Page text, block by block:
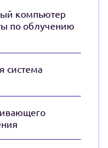
компьютер
по облучению
система